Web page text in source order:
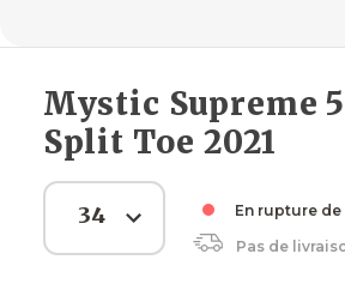
Mystic Supreme
Split Toe 2021
34
En rupture
Pas de